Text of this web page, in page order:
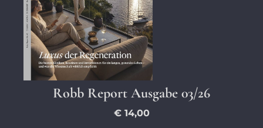
Robb Report Ausgabe 03/26
€ 14,00